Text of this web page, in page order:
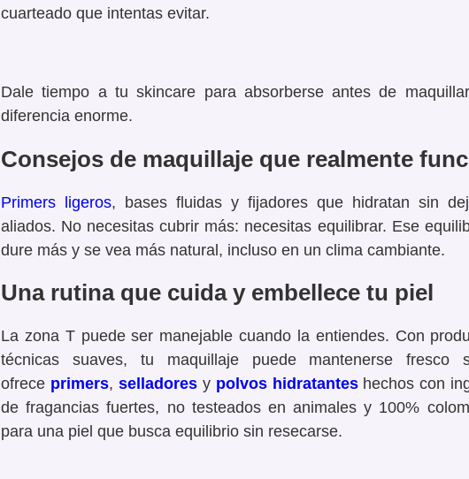
cuarteado que intentas evitar.
Dale tiempo a tu skincare para absorberse antes de
diferencia enorme.
Consejos de maquillaje que realmente
Primers ligeros, bases fluidas y fijadores que hidratan sin
aliados. No necesitas cubrir más: necesitas equilibrar. Ese
dure más y se vea más natural, incluso en un clima cambiante.
Una rutina que cuida y embellece tu piel
La zona T puede ser manejable cuando la entiendes. Con
técnicas suaves, tu maquillaje puede mantenerse fresco
ofrece primers, selladoresy polvos hidratanteshechos con
de fragancias fuertes, no testeados en animales y 100%
para una piel que busca equilibrio sin resecarse.